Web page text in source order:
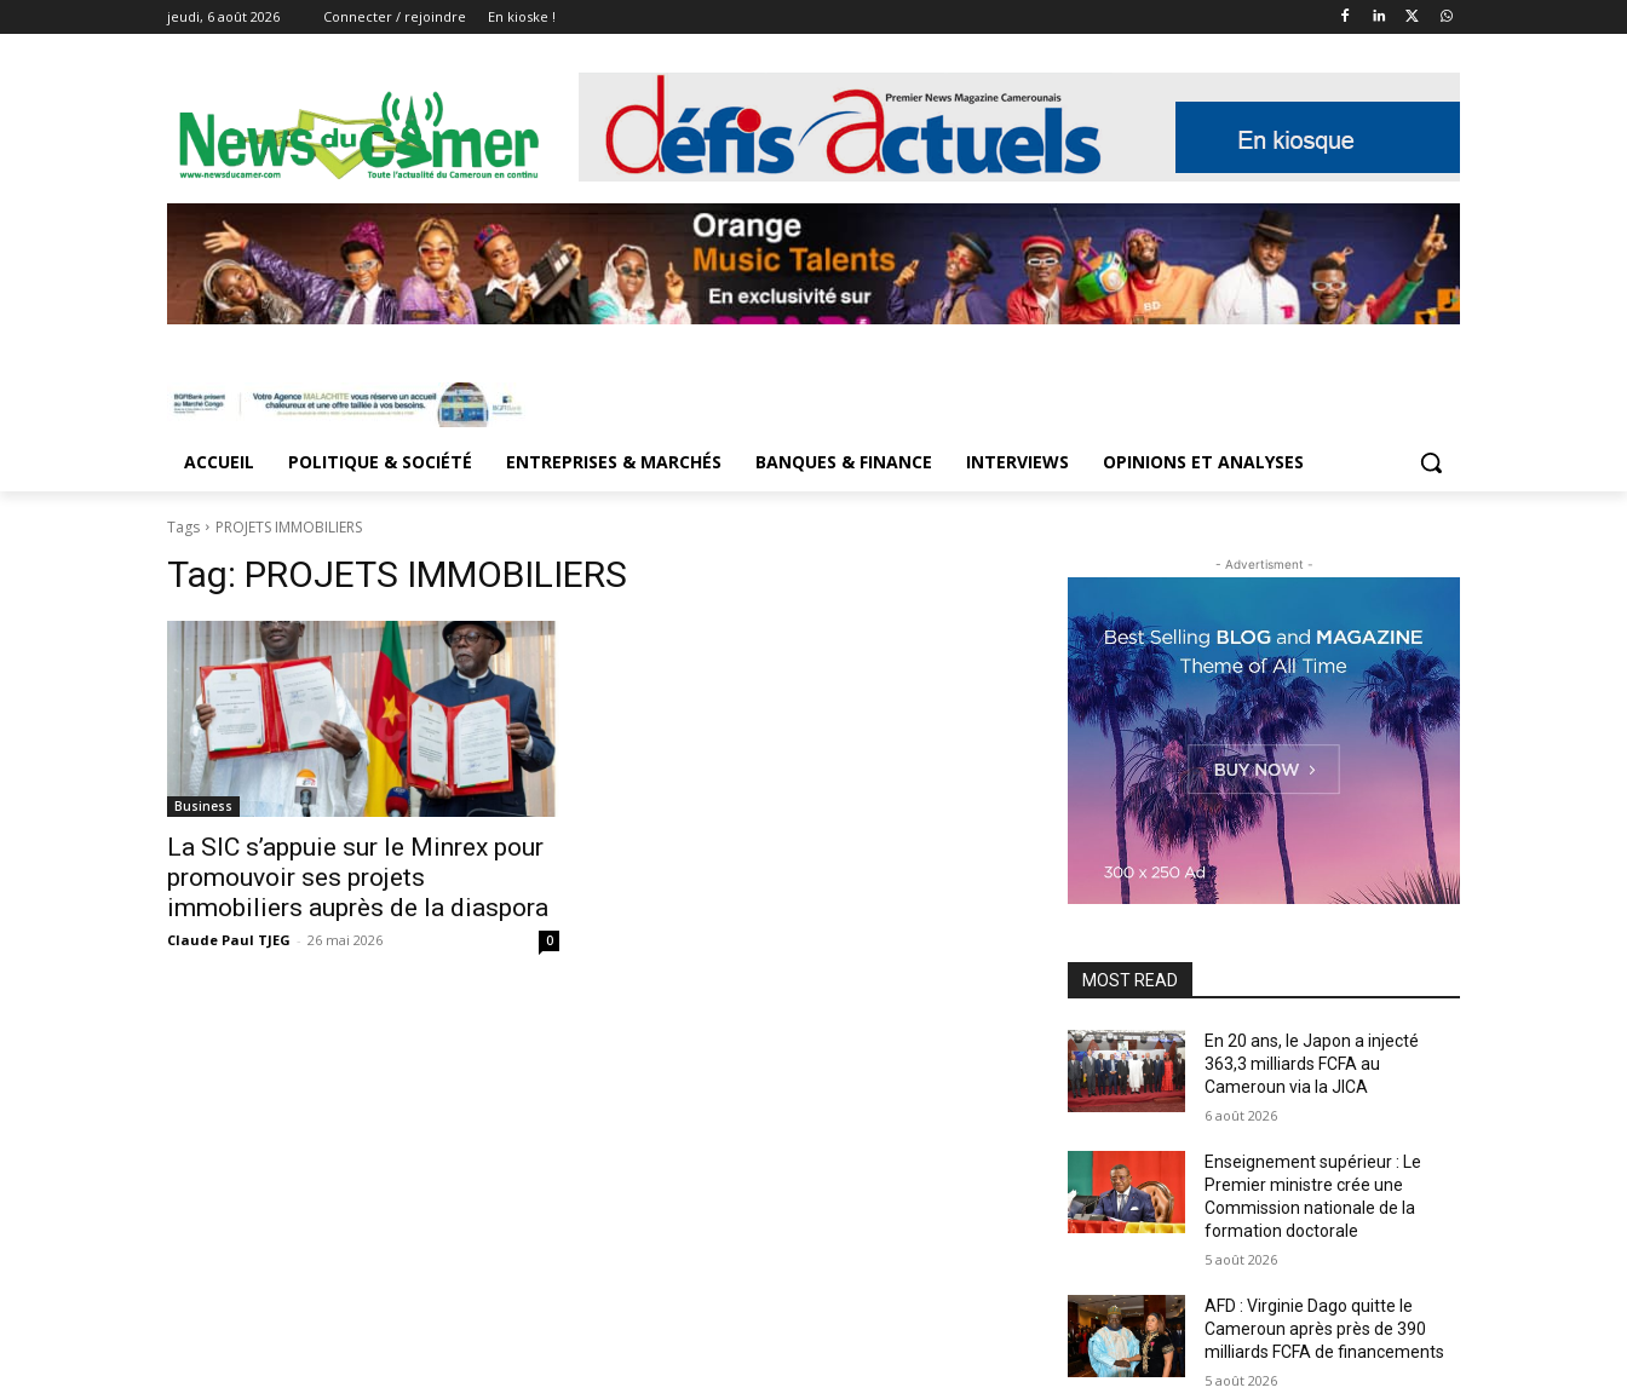
jeudi, 6 août 2026 Connecter / rejoindre En kioske !
ACCUEIL POLITIQUE & SOCIÉTÉ ENTREPRISES & MARCHÉS BANQUES & FINANCE INTERVIEWS OPINIONS ET ANALYSES
Tags PROJETS IMMOBILIERS
Tag: PROJETS IMMOBILIERS
Business
La SIC s’appuie sur le Minrex pour
promouvoir ses projets
immobiliers auprès de la diaspora
Claude Paul TJEG - 26 mai 2026 0
- Advertisment -
MOST READ
En 20 ans, le Japon a injecté
363,3 milliards FCFA au
Cameroun via la JICA
6 août 2026
Enseignement supérieur : Le
Premier ministre crée une
Commission nationale de la
formation doctorale
5 août 2026
AFD : Virginie Dago quitte le
Cameroun après près de 390
milliards FCFA de financements
5 août 2026